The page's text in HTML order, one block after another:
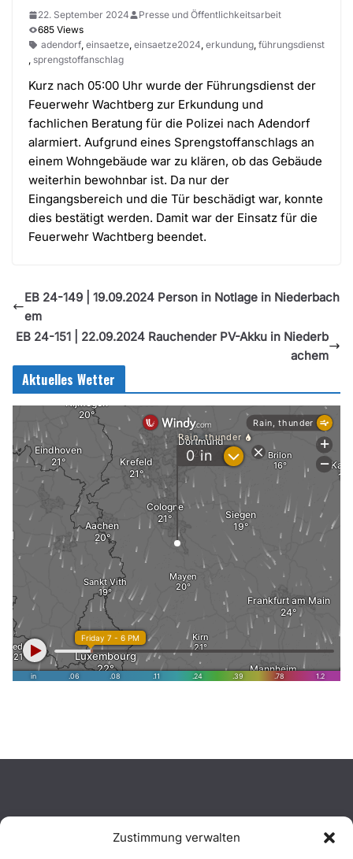
Zustimmung verwalten
22. September 2024
Presse und Öffentlichkeitsarbeit
685 Views
adendorf, einsaetze, einsaetze2024, erkundung, führungsdienst
, sprengstoffanschlag
Kurz nach 05:00 Uhr wurde der Führungsdienst der
Feuerwehr Wachtberg zur Erkundung und
fachlichen Beratung für die Polizei nach Adendorf
alarmiert. Aufgrund eines Sprengstoffanschlags an
einem Wohngebäude war zu klären, ob das Gebäude
weiterhin bewohnbar ist. Da nur der
Eingangsbereich und die Tür beschädigt war, konnte
dies bestätigt werden. Damit war der Einsatz für die
Feuerwehr Wachtberg beendet.
EB 24-149 | 19.09.2024 Person in Notlage in Niederbach
em
EB 24-151 | 22.09.2024 Rauchender PV-Akku in Niederb
achem
Aktuelles Wetter